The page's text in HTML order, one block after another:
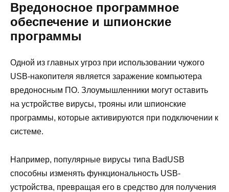
Вредоносное программное
обеспечение и шпионские
программы
Одной из главных угроз при использовании чужого
USB-накопителя является заражение компьютера
вредоносным ПО. Злоумышленники могут оставить
на устройстве вирусы, трояны или шпионские
программы, которые активируются при подключении к
системе.
Например, популярные вирусы типа BadUSB
способны изменять функциональность USB-
устройства, превращая его в средство для получения